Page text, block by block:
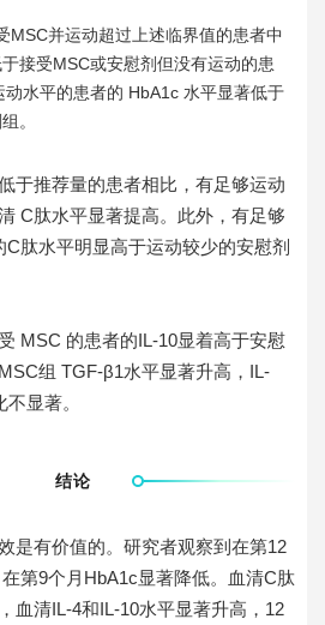
MSC并运动超过上述临界值的患者中
接受MSC或安慰剂但没有运动的患
水平的患者的 HbA1c 水平显著低于
。
于推荐量的患者相比，有足够运动
C肽水平显著提高。此外，有足够
肽水平明显高于运动较少的安慰剂
MSC 的患者的IL-10显着高于安慰
组 TGF-β1水平显著升高，IL-
显著。
结论
是有价值的。研究者观察到在第12
第9个月HbA1c显著降低。血清C肽
血清IL-4和IL-10水平显著升高，12